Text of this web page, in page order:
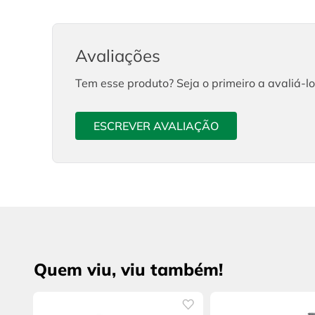
Avaliações
Tem esse produto? Seja o primeiro a avaliá-
ESCREVER AVALIAÇÃO
Quem viu, viu também!